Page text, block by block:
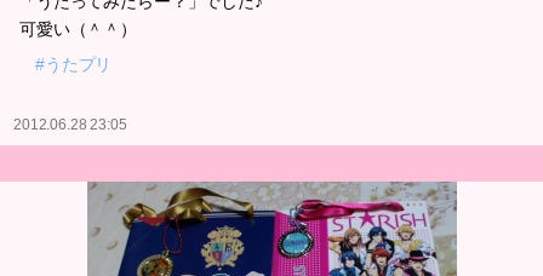
可愛い（＾＾）
#うたプリ
2012.06.28 23:05